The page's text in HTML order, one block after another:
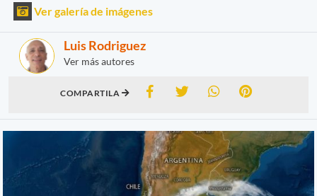
Ver galería de imágenes
Luis Rodriguez
Ver más autores
COMPARTILA